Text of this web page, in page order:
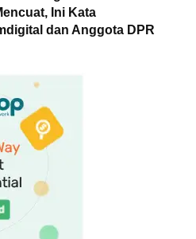
Ini Kata
dan Anggota DPR